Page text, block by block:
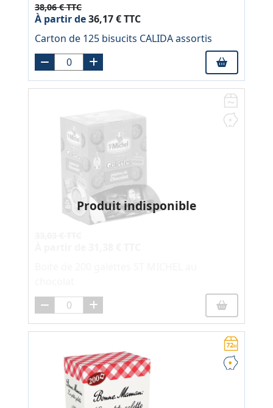
38,06 € TTC
À partir de36,17 € TTC
Carton de 125 bisucits CALIDA assortis
Produit indisponible